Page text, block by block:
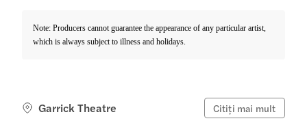
Note: Producers cannot guarantee the appearance of any particular artist,
which is always subject to illness and holidays.
Garrick Theatre Citiți mai mult